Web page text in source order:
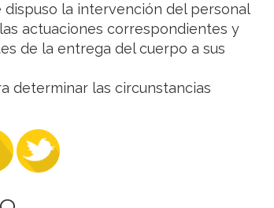
la intervención del personal
actuaciones correspondientes y
de la entrega del cuerpo a sus
determinar las circunstancias